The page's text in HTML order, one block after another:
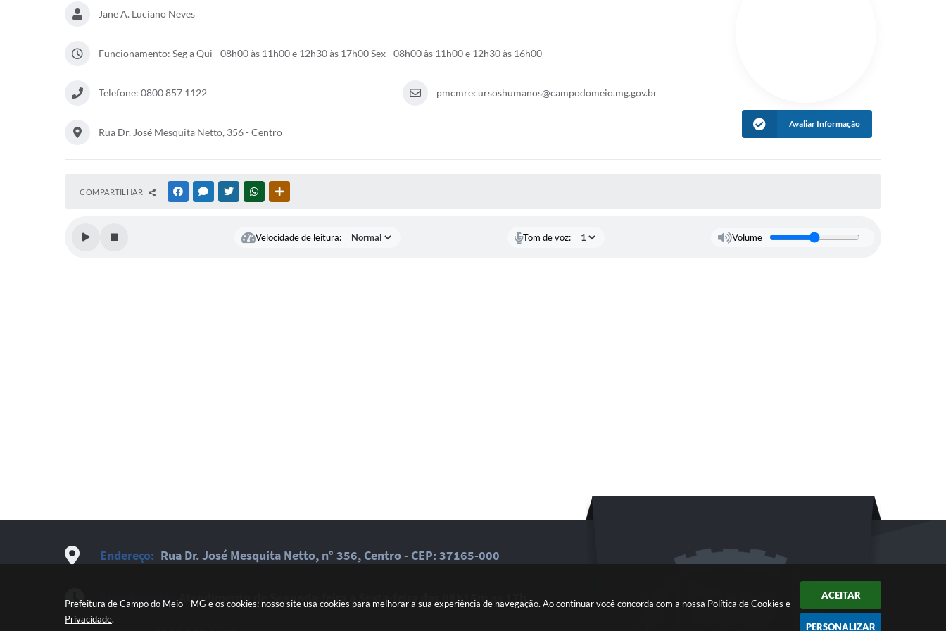
Prefeitura de Campo do Meio - MG e os cookies: nosso site usa cookies para melhorar a sua experiência de navegação. Ao continuar você concorda com a nossa Política de Cookies e
Privacidade.
ACEITAR
PERSONALIZAR
Jane A. Luciano Neves
Funcionamento: Seg a Qui - 08h00 às 11h00 e 12h30 às 17h00 Sex - 08h00 às 11h00 e 12h30 às 16h00
Telefone: 0800 857 1122 pmcmrecursoshumanos@campodomeio.mg.gov.br
Rua Dr. José Mesquita Netto, 356 - Centro
Avaliar Informação
COMPARTILHAR FACEBOOKMESSENGER
TWITTERWHATSAPP
Velocidade de leitura: Tom de voz: Volume
Endereço: Rua Dr. José Mesquita Netto, n° 356, Centro - CEP: 37165-000
Atendimento: Atendimento de Segunda-feira a Sexta-feira das 08h15m as 17h